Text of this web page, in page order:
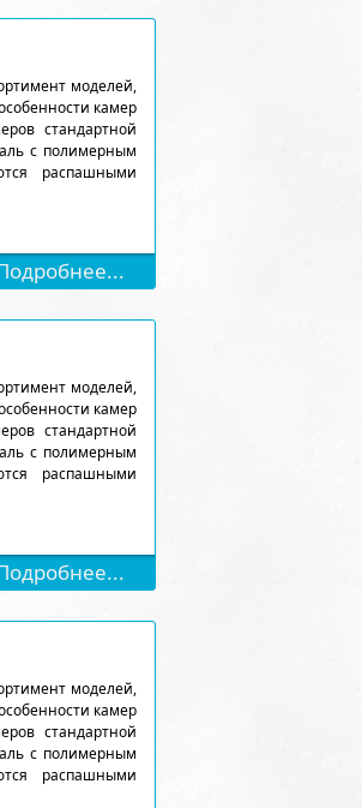
моделей,
камер
стандартной
с полимерным
распашными
моделей,
камер
стандартной
с полимерным
распашными
моделей,
камер
стандартной
с полимерным
распашными